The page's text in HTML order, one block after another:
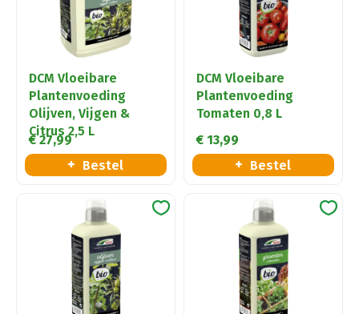
DCM Vloeibare
Plantenvoeding
Olijven, Vijgen &
Citrus 2,5 L
€ 27,99
Bestel
DCM Vloeibare
Plantenvoeding
Tomaten 0,8 L
€ 13,99
Bestel